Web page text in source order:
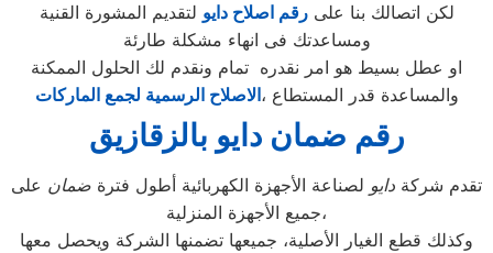
لكن اتصالك بنا علىرقم اصلاح دايو لتقديم المشورة القنية
ومساعدتك فى انهاء مشكلة طارئة
او عطل بسيط هو امر نقدره تمام ونقدم لك الحلول الممكنة
والمساعدة قدر المستطاع ،الاصلاح الرسمية لجمع الماركات
رقم ضمان دايو بالزقازيق
تقدم شركة دايو لصناعة الأجهزة الكهربائية أطول فترة ضمان على
جميع الأجهزة المنزلية،
وكذلك قطع الغيار الأصلية، جميعها تضمنها الشركة ويحصل معها